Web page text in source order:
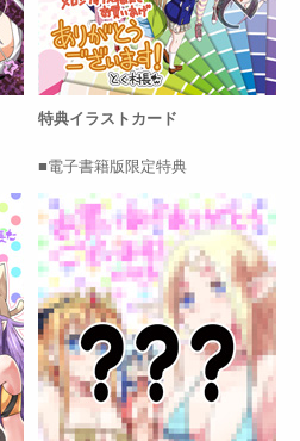
特典イラストカード
電子書籍版限定特典